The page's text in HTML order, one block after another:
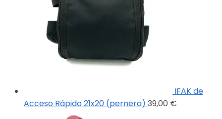
IFAK de
Acceso Rápido 21x20 (pernera) 39,00 €